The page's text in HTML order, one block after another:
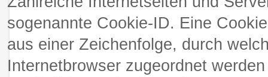
sogenannte Cookie-ID. Eine
aus einer Zeichenfolge, durch
Internetbrowser zugeordnet